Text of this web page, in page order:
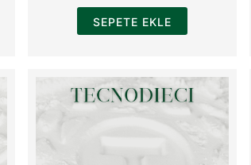
SEPETE EKLE